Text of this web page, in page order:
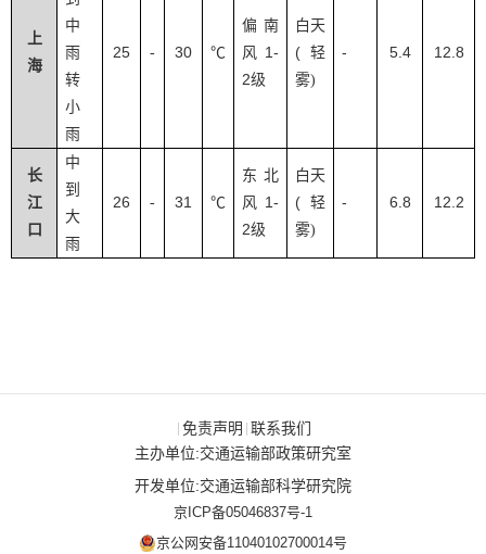
上
海
中
雨
转
小
雨
25 - 30 ℃
偏南
风 1-
2级
白天
( 轻
雾)
- 5.4 12.8
长
江
口
中
到
大
雨
26 - 31 ℃
东北
风 1-
2级
白天
( 轻
雾)
- 6.8 12.2
| 免责声明 | 联系我们
主办单位:交通运输部政策研究室
开发单位:交通运输部科学研究院
京ICP备05046837号-1
京公网安备11040102700014号